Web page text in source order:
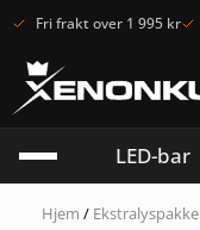
Fri frakt over 1 995 kr
LED-bar
Hjem / Ekstralyspakke